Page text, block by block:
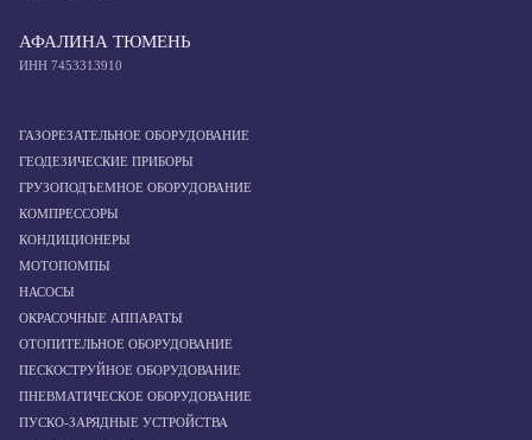
АФАЛИНА ТЮМЕНЬ
ИНН 7453313910
ГАЗОРЕЗАТЕЛЬНОЕ ОБОРУДОВАНИЕ
ГЕОДЕЗИЧЕСКИЕ ПРИБОРЫ
ГРУЗОПОДЪЕМНОЕ ОБОРУДОВАНИЕ
КОМПРЕССОРЫ
КОНДИЦИОНЕРЫ
МОТОПОМПЫ
НАСОСЫ
ОКРАСОЧНЫЕ АППАРАТЫ
ОТОПИТЕЛЬНОЕ ОБОРУДОВАНИЕ
ПЕСКОСТРУЙНОЕ ОБОРУДОВАНИЕ
ПНЕВМАТИЧЕСКОЕ ОБОРУДОВАНИЕ
ПУСКО-ЗАРЯДНЫЕ УСТРОЙСТВА